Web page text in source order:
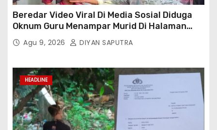
Beredar Video Viral Di Media Sosial Diduga
Oknum Guru Menampar Murid Di Halaman
Parkir Sekolah
Agu 9, 2026 DIYAN SAPUTRA
HEADLINE